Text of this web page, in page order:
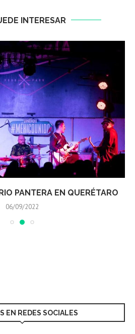
INTERESAR
PANTERA EN QUERÉTARO
06/09/2022
EN REDES SOCIALES